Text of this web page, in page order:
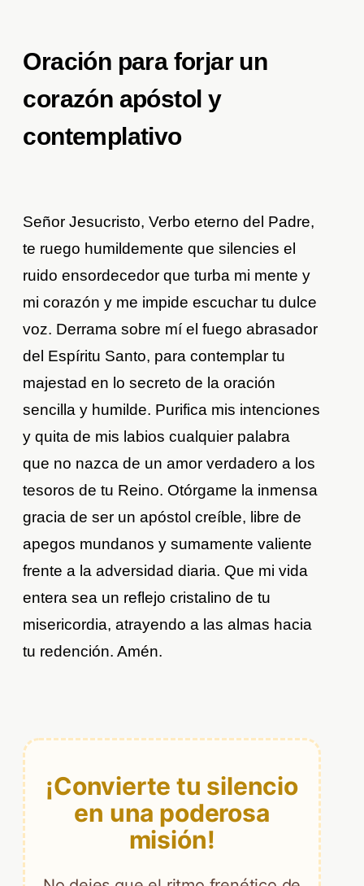
Oración para forjar un
corazón apóstol y
contemplativo
Señor Jesucristo, Verbo eterno del Padre,
te ruego humildemente que silencies el
ruido ensordecedor que turba mi mente y
mi corazón y me impide escuchar tu dulce
voz. Derrama sobre mí el fuego abrasador
del Espíritu Santo, para contemplar tu
majestad en lo secreto de la oración
sencilla y humilde. Purifica mis intenciones
y quita de mis labios cualquier palabra
que no nazca de un amor verdadero a los
tesoros de tu Reino. Otórgame la inmensa
gracia de ser un apóstol creíble, libre de
apegos mundanos y sumamente valiente
frente a la adversidad diaria. Que mi vida
entera sea un reflejo cristalino de tu
misericordia, atrayendo a las almas hacia
tu redención. Amén.
¡Convierte tu silencio
en una poderosa
misión!